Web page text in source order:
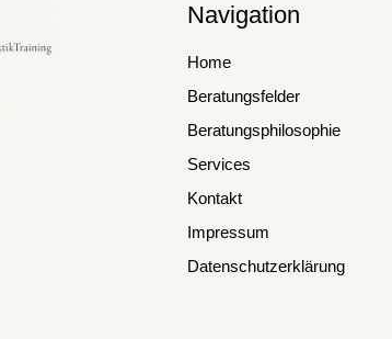
Navigation
Home
Beratungsfelder
Beratungsphilosophie
Services
Kontakt
Impressum
Datenschutzerklärung